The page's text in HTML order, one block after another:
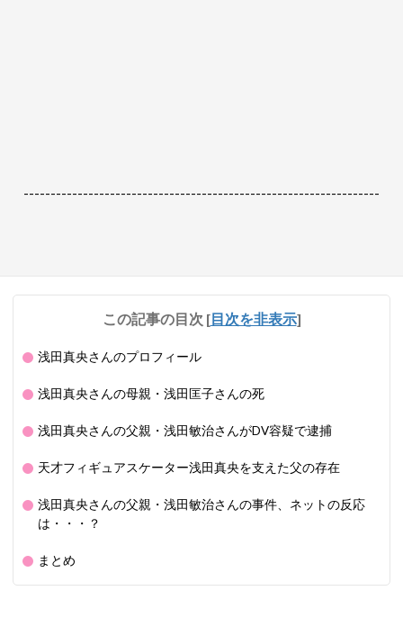
------------------------------------------------------------------
この記事の目次 [目次を非表示]
浅田真央さんのプロフィール
浅田真央さんの母親・浅田匡子さんの死
浅田真央さんの父親・浅田敏治さんがDV容疑で逮捕
天才フィギュアスケーター浅田真央を支えた父の存在
浅田真央さんの父親・浅田敏治さんの事件、ネットの反応
は・・・？
まとめ